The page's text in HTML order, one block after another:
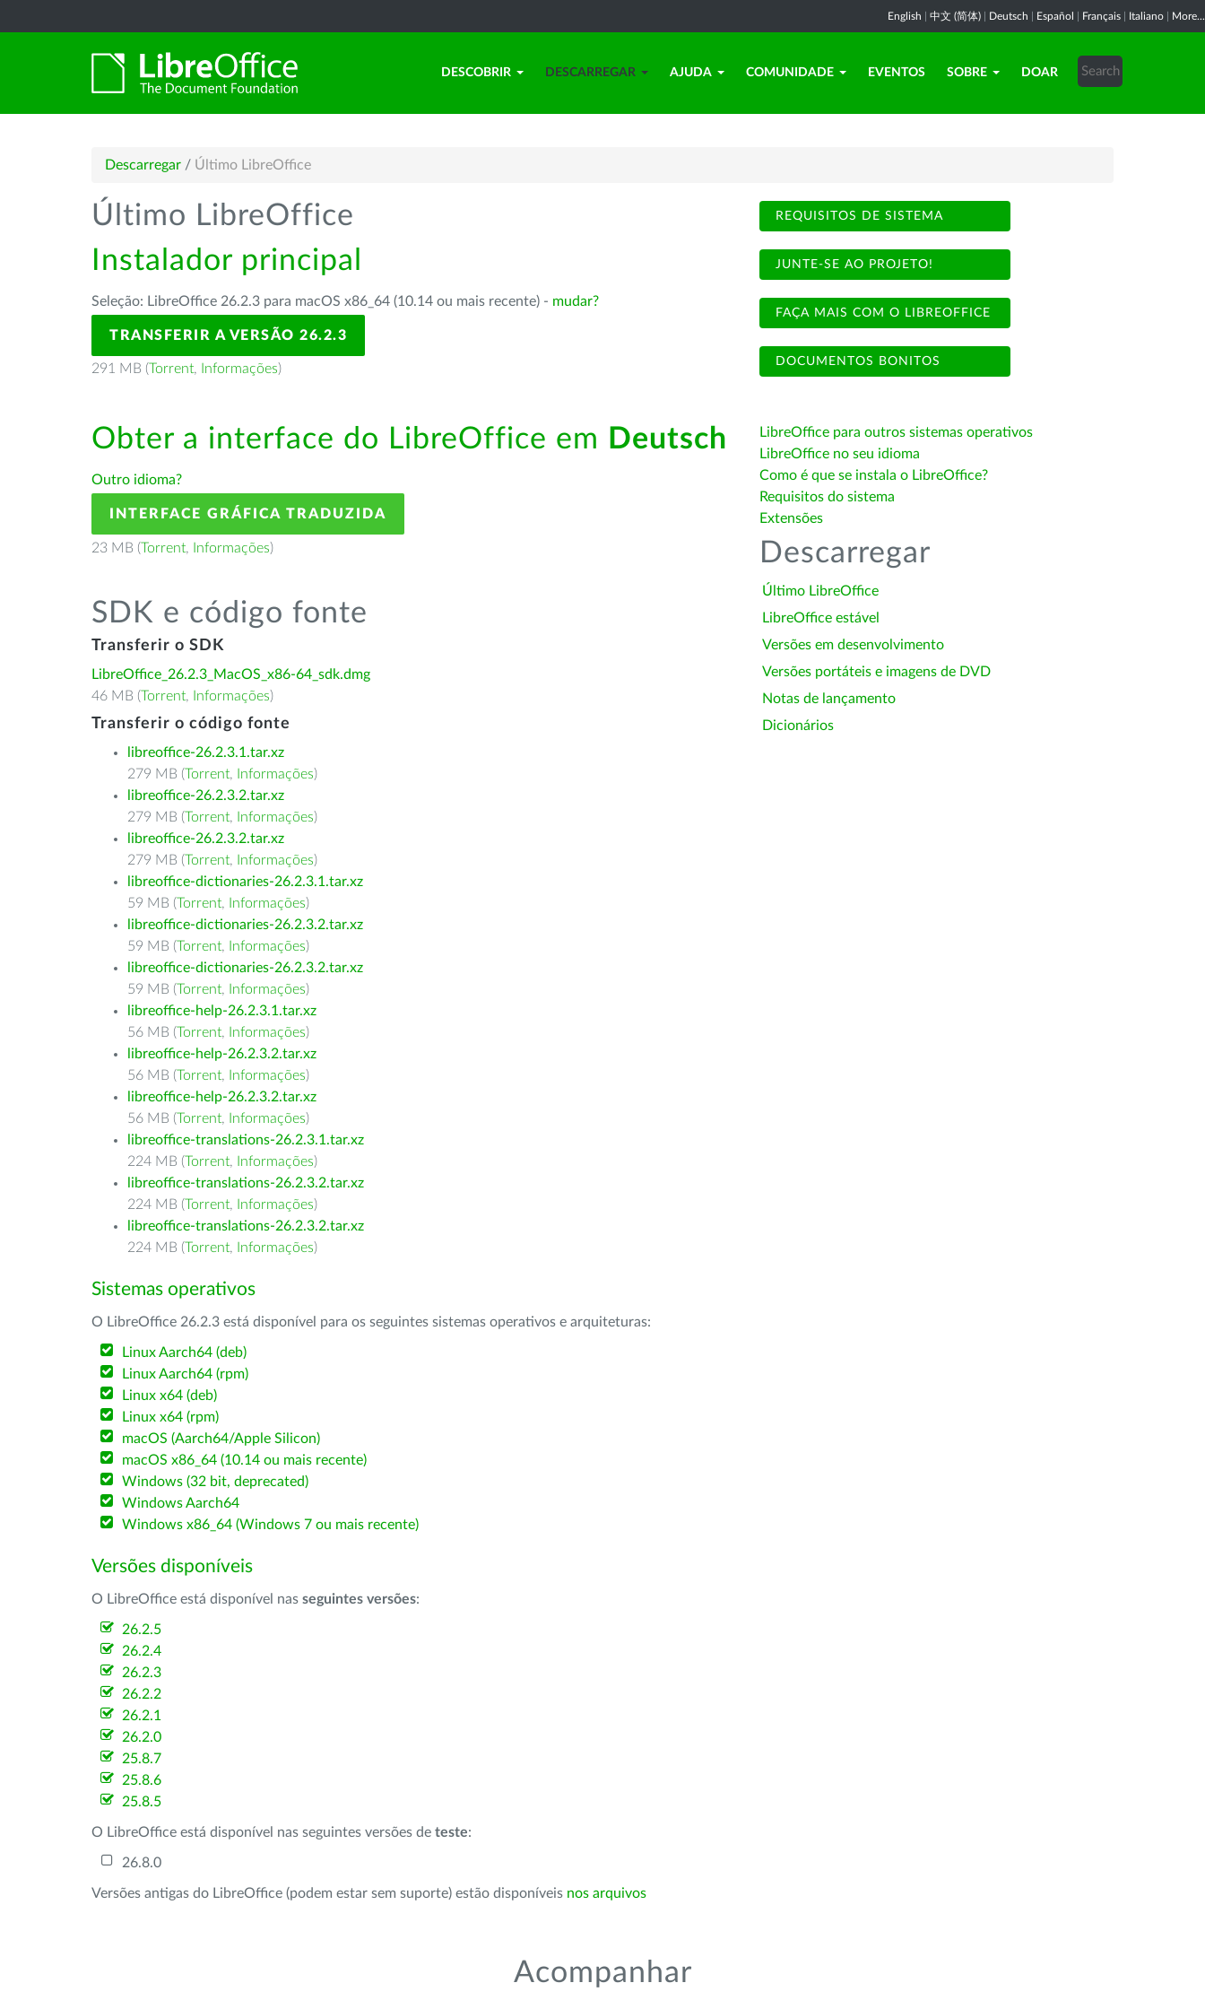
English 中文 (简体) Deutsch Español Français Italiano More...
DESCOBRIR DESCARREGAR AJUDA COMUNIDADE EVENTOS SOBRE DOAR
Descarregar / Último LibreOffice
Último LibreOffice
Instalador principal
Seleção: LibreOffice 26.2.3 para macOS x86_64 (10.14 ou mais recente) - mudar?
TRANSFERIR A VERSÃO 26.2.3
291 MB (Torrent, Informações)
Obter a interface do LibreOffice em Deutsch
Outro idioma?
INTERFACE GRÁFICA TRADUZIDA
23 MB (Torrent, Informações)
SDK e código fonte
Transferir o SDK
LibreOffice_26.2.3_MacOS_x86-64_sdk.dmg
46 MB (Torrent, Informações)
Transferir o código fonte
libreoffice-26.2.3.1.tar.xz
279 MB (Torrent, Informações)
libreoffice-26.2.3.2.tar.xz
279 MB (Torrent, Informações)
libreoffice-26.2.3.2.tar.xz
279 MB (Torrent, Informações)
libreoffice-dictionaries-26.2.3.1.tar.xz
59 MB (Torrent, Informações)
libreoffice-dictionaries-26.2.3.2.tar.xz
59 MB (Torrent, Informações)
libreoffice-dictionaries-26.2.3.2.tar.xz
59 MB (Torrent, Informações)
libreoffice-help-26.2.3.1.tar.xz
56 MB (Torrent, Informações)
libreoffice-help-26.2.3.2.tar.xz
56 MB (Torrent, Informações)
libreoffice-help-26.2.3.2.tar.xz
56 MB (Torrent, Informações)
libreoffice-translations-26.2.3.1.tar.xz
224 MB (Torrent, Informações)
libreoffice-translations-26.2.3.2.tar.xz
224 MB (Torrent, Informações)
libreoffice-translations-26.2.3.2.tar.xz
224 MB (Torrent, Informações)
Sistemas operativos
O LibreOffice 26.2.3 está disponível para os seguintes sistemas operativos e arquiteturas:
Linux Aarch64 (deb)
Linux Aarch64 (rpm)
Linux x64 (deb)
Linux x64 (rpm)
macOS (Aarch64/Apple Silicon)
macOS x86_64 (10.14 ou mais recente)
Windows (32 bit, deprecated)
Windows Aarch64
Windows x86_64 (Windows 7 ou mais recente)
Versões disponíveis
O LibreOffice está disponível nas seguintes versões:
26.2.5
26.2.4
26.2.3
26.2.2
26.2.1
26.2.0
25.8.7
25.8.6
25.8.5
O LibreOffice está disponível nas seguintes versões de teste:
26.8.0
Versões antigas do LibreOffice (podem estar sem suporte) estão disponíveis nos arquivos
REQUISITOS DE SISTEMA
JUNTE-SE AO PROJETO!
FAÇA MAIS COM O LIBREOFFICE
DOCUMENTOS BONITOS
LibreOffice para outros sistemas operativos
LibreOffice no seu idioma
Como é que se instala o LibreOffice?
Requisitos do sistema
Extensões
Descarregar
Último LibreOffice
LibreOffice estável
Versões em desenvolvimento
Versões portáteis e imagens de DVD
Notas de lançamento
Dicionários
Acompanhar